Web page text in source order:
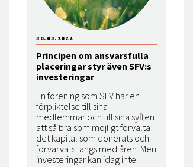
Principen om ansvarsfulla
placeringar styr även SFV:s
investeringar
En förening som SFV har en
förpliktelse till sina
medlemmar och till sina syften
att så bra som möjligt förvalta
det kapital som donerats och
förvärvats längs med åren. Men
investeringar kan idag inte
30.03.2022